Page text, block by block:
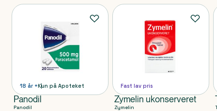
Produkter
18 år +Kun på Apoteket
Panodil
Panodil
Fast lav pris
Zymelin ukonserveret
Zymelin